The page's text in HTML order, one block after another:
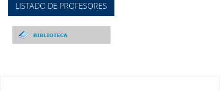
LISTADO DE PROFESORES